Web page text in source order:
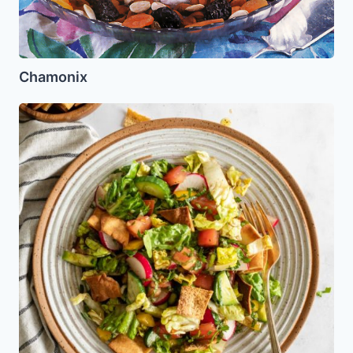
Chamonix
Ensalada
Fattoush